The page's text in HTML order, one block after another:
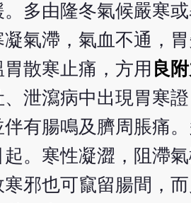
。多由隆冬氣候嚴寒
凝氣滯，氣血不通，
散寒止痛，方用 良
、泄瀉病中出現胃寒
伴有腸鳴及臍周脹痛
起。寒性凝澀，阻滯
邪也可竄留腸間，